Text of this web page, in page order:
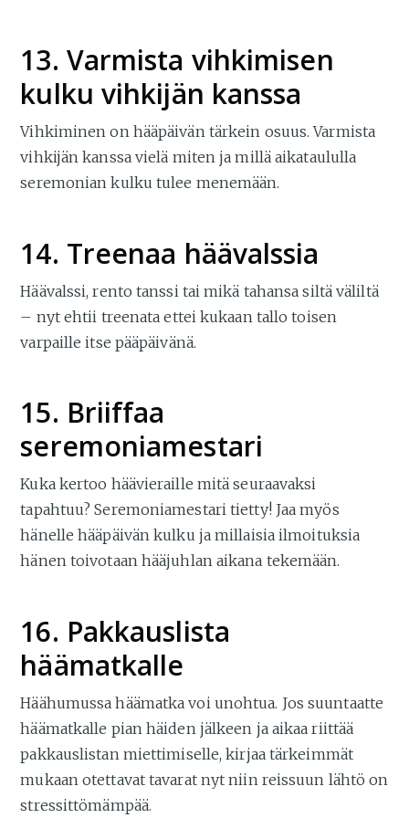
13. Varmista vihkimisen
kulku vihkijän kanssa
Vihkiminen on hääpäivän tärkein osuus. Varmista
vihkijän kanssa vielä miten ja millä aikataululla
seremonian kulku tulee menemään.
14. Treenaa häävalssia
Häävalssi, rento tanssi tai mikä tahansa siltä väliltä
– nyt ehtii treenata ettei kukaan tallo toisen
varpaille itse pääpäivänä.
15. Briiffaa
seremoniamestari
Kuka kertoo häävieraille mitä seuraavaksi
tapahtuu? Seremoniamestari tietty! Jaa myös
hänelle hääpäivän kulku ja millaisia ilmoituksia
hänen toivotaan hääjuhlan aikana tekemään.
16. Pakkauslista
häämatkalle
Häähumussa häämatka voi unohtua. Jos suuntaatte
häämatkalle pian häiden jälkeen ja aikaa riittää
pakkauslistan miettimiselle, kirjaa tärkeimmät
mukaan otettavat tavarat nyt niin reissuun lähtö on
stressittömämpää.